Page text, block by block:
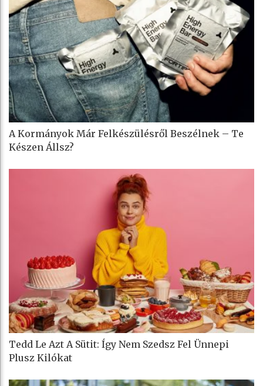
A Kormányok Már Felkészülésről Beszélnek – Te
Készen Állsz?
Tedd Le Azt A Sütit: Így Nem Szedsz Fel Ünnepi
Plusz Kilókat